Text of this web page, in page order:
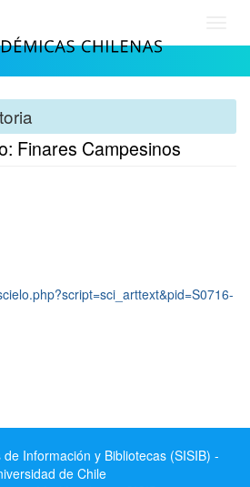
Finares Campesinos
Información y Bibliotecas (SISIB) -
de Chile